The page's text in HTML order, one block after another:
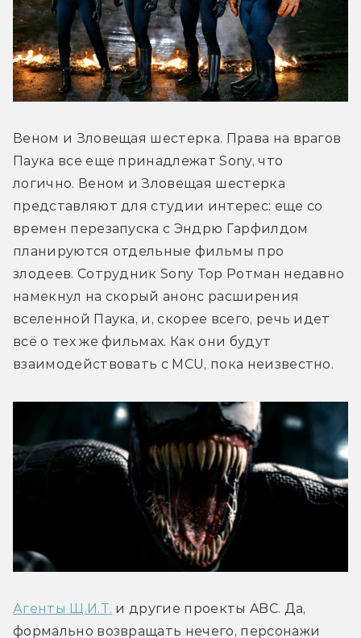
Веном и Зловещая шестерка. Права на врагов
Паука все еще принадлежат Sony, что
логично. Веном и Зловещая шестерка
представляют для студии интерес: еще со
времен перезапуска с Эндрю Гарфилдом
планируются отдельные фильмы про
злодеев. Сотрудник Sony Тор Ротман недавно
намекнул на скорый анонс расширения
вселенной Паука, и, скорее всего, речь идет
всё о тех же фильмах. Как они будут
взаимодействовать с MCU, пока неизвестно.
Агенты Щ.И.Т. и другие проекты ABC. Да,
формально возвращать нечего, персонажи